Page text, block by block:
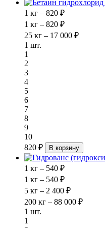
1 кг – 820 ₽
1 кг – 820 ₽
25 кг – 17 000 ₽
1 шт.
1
2
3
4
5
6
7
8
9
10
820 ₽
В корзину
1 кг – 540 ₽
1 кг – 540 ₽
5 кг – 2 400 ₽
200 кг – 88 000 ₽
1 шт.
1